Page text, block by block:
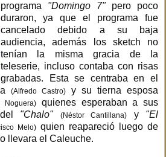
programa "Domingo 7"pero poco
duraron, ya que el programa fue
cancelado debido a su baja
audiencia, además los sketch no
tenían la misma gracia de la
teleserie, incluso contaba con risas
grabadas. Esta se centraba en el
(Alfredo Castro)
y su tierna esposa
Noguera)
quienes esperaban a sus
"Chalo" (Néstor Cantillana) y "El
Melo) quien reapareció luego de
llevara el Caleuche.